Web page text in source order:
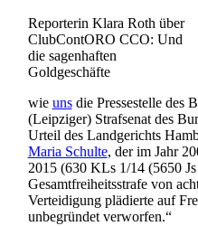
Reporterin Klara Roth über
ClubContORO CCO: Und
die sagenhaften
Goldgeschäfte
wie unsdie Pressestelle des
(Leipziger) Strafsenat des
Urteil des Landgerichts
Maria Schulte, der im Jahr
2015 (630 KLs 1/14 (5650
Gesamtfreiheitsstrafe von
Verteidigung plädierte auf
unbegründet verworfen.“